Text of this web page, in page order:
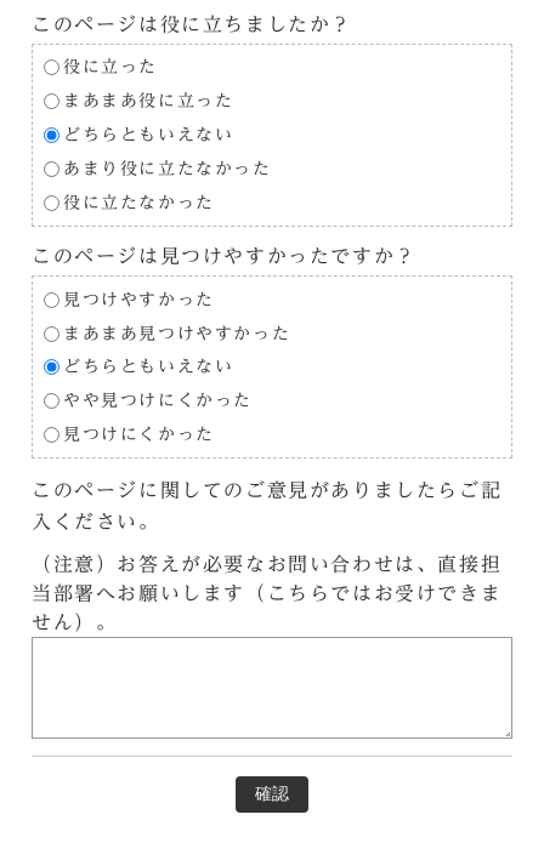
このページは役に立ちましたか？
役に立った
まあまあ役に立った
どちらともいえない
あまり役に立たなかった
役に立たなかった
このページは見つけやすかったですか？
見つけやすかった
まあまあ見つけやすかった
どちらともいえない
やや見つけにくかった
見つけにくかった
このページに関してのご意見がありましたらご記
入ください。
（注意）お答えが必要なお問い合わせは、直接担
当部署へお願いします（こちらではお受けできま
せん）。
確認